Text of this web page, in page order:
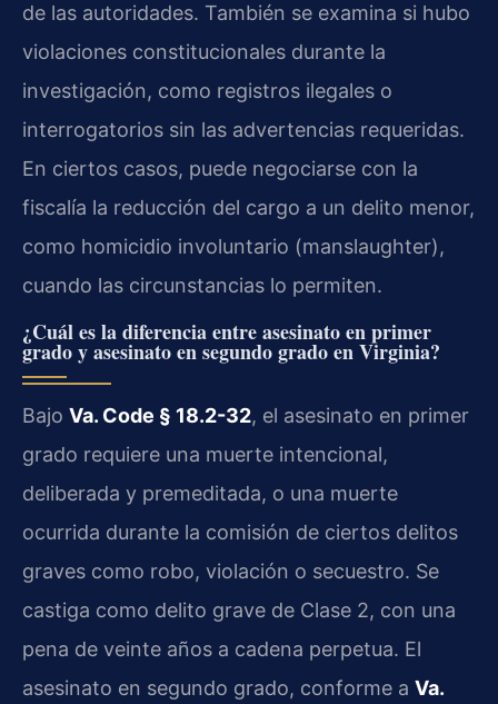
de las autoridades. También se examina si hubo
violaciones constitucionales durante la
investigación, como registros ilegales o
interrogatorios sin las advertencias requeridas.
En ciertos casos, puede negociarse con la
fiscalía la reducción del cargo a un delito menor,
como homicidio involuntario (manslaughter),
cuando las circunstancias lo permiten.
¿Cuál es la diferencia entre asesinato en primer
grado y asesinato en segundo grado en Virginia?
Bajo Va. Code § 18.2-32, el asesinato en primer
grado requiere una muerte intencional,
deliberada y premeditada, o una muerte
ocurrida durante la comisión de ciertos delitos
graves como robo, violación o secuestro. Se
castiga como delito grave de Clase 2, con una
pena de veinte años a cadena perpetua. El
asesinato en segundo grado, conforme a Va.